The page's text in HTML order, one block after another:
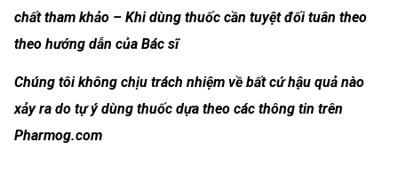
chất tham khảo – Khi dùng thuốc cần tuyệt đối tuân theo
theo hướng dẫn của Bác sĩ
Chúng tôi không chịu trách nhiệm về bất cứ hậu quả nào
xảy ra do tự ý dùng thuốc dựa theo các thông tin trên
Pharmog.com